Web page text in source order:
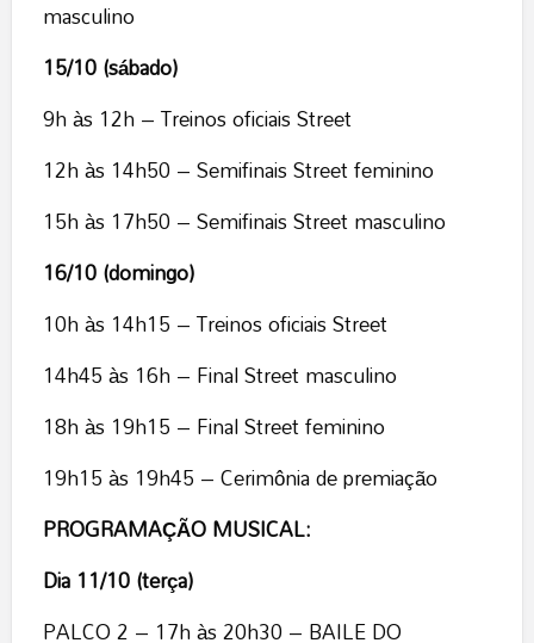
masculino
15/10 (sábado)
9h às 12h – Treinos oficiais Street
12h às 14h50 – Semifinais Street feminino
15h às 17h50 – Semifinais Street masculino
16/10 (domingo)
10h às 14h15 – Treinos oficiais Street
14h45 às 16h – Final Street masculino
18h às 19h15 – Final Street feminino
19h15 às 19h45 – Cerimônia de premiação
PROGRAMAÇÃO MUSICAL:
Dia 11/10 (terça)
PALCO 2 – 17h às 20h30 – BAILE DO